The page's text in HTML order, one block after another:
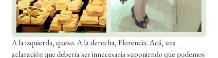
A la izquierda, queso. A la derecha, Florencia. Acá, una
aclaración que debería ser innecesaria suponiendo que podemos